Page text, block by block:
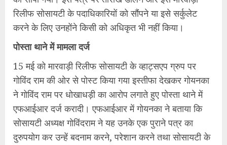
रिलीफ सोसायटी के पदाधिकारियों को सौंपने या इसे सर्कुलेट
करने के लिए उनहोंने किसी को अधिकृत भी नहीं किया।
पोस्‍ता थाने में मामला दर्ज
15 मई को मारवाड़ी रिलीफ सोसायटी के व्हाट्सएप ग्रुप पर
गोविंद राम की ओर से पोस्‍ट किया गया इस्तीफा देखकर गोयनका
ने गोविंद राम पर धोखाधड़ी का आरोप लगाते हुए पोस्‍ता थाने में
एफआईआर दर्ज करादी। एफआईआर में गोयनका ने बताया कि
सोसायटी अध्‍यक्ष गोविंदराम ने यह उनके एक पुराने पत्र का
दुरुपयोग कर उन्‍हें बदनाम करने, परेशान करने तथा सोसायटी के